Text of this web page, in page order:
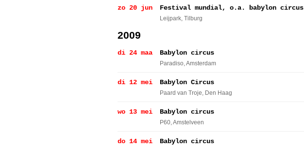
zo 20 jun Festival mundial, o.a. babylon circus
Leijpark, Tilburg
2009
di 24 maa Babylon circus
Paradiso, Amsterdam
di 12 mei Babylon Circus
Paard van Troje, Den Haag
wo 13 mei Babylon circus
P60, Amstelveen
do 14 mei Babylon circus